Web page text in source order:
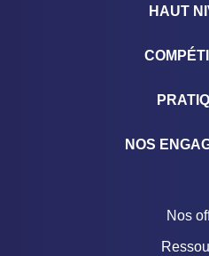
HAUT
NOS
Nos